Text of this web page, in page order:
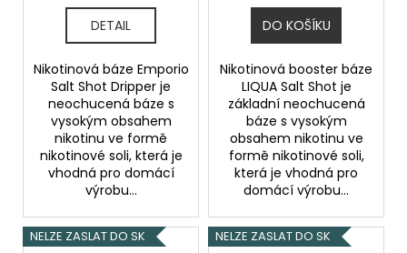
DETAIL
Nikotinová báze Emporio
Salt Shot Dripper je
neochucená báze s
vysokým obsahem
nikotinu ve formě
nikotinové soli, která je
vhodná pro domácí
výrobu...
DO KOŠÍKU
Nikotinová booster báze
LIQUA Salt Shot je
základní neochucená
báze s vysokým
obsahem nikotinu ve
formě nikotinové soli,
která je vhodná pro
domácí výrobu...
NELZE ZASLAT DO SK NELZE ZASLAT DO SK